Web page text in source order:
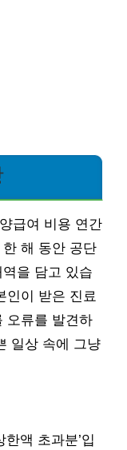
급여 비용 연간
해 동안 공단
을 담고 있습
인이 받은 진료
오류를 발견하
일상 속에 그냥
액 초과분’입